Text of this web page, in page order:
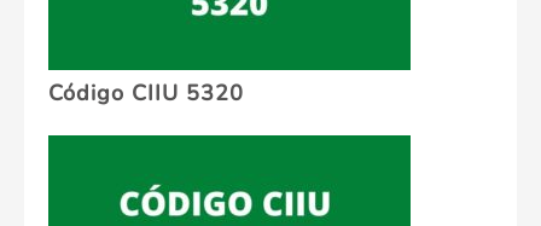
Código CIIU 5320